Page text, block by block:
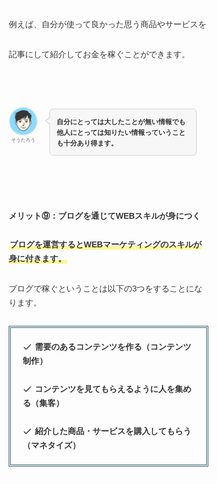
例えば、自分が使って良かった思う商品やサービスを
記事にして紹介してお金を稼ぐことができます。
そうたろう
自分にとっては大したことが無い情報でも
他人にとっては知りたい情報っていうこと
も十分あり得ます。
メリット⑨：ブログを通じてWEBスキルが身につく
ブログを運営するとWEBマーケティングのスキルが
身に付きます。
ブログで稼ぐということは以下の3つをすることにな
ります。
需要のあるコンテンツを作る（コンテンツ
制作）
コンテンツを見てもらえるように人を集め
る（集客）
紹介した商品・サービスを購入してもらう
（マネタイズ）